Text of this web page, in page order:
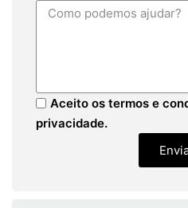
Aceito os termos e
privacidade.